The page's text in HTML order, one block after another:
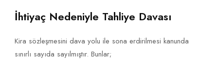
İhtiyaç Nedeniyle Tahliye Davası
Kira sözleşmesini dava yolu ile sona erdirilmesi kanunda
sınırlı sayıda sayılmıştır. Bunlar;